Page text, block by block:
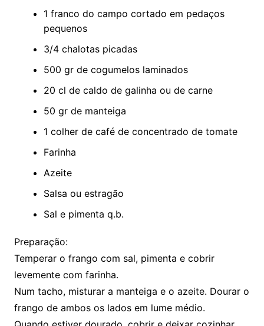
1 franco do campo cortado em pedaços
pequenos
3/4 chalotas picadas
500 gr de cogumelos laminados
20 cl de caldo de galinha ou de carne
50 gr de manteiga
1 colher de café de concentrado de tomate
Farinha
Azeite
Salsa ou estragão
Sal e pimenta q.b.
Preparação:
Temperar o frango com sal, pimenta e cobrir
levemente com farinha.
Num tacho, misturar a manteiga e o azeite. Dourar o
frango de ambos os lados em lume médio.